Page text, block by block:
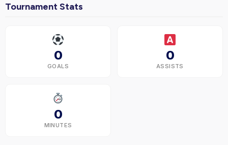
Tournament Stats
0
GOALS
0
ASSISTS
0
MINUTES